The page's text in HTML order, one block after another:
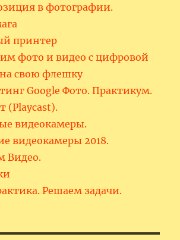
в фотографии.
принтер
фото и видео с цифровой
свою флешку
Google Фото. Практикум.
(Playcast).
видеокамеры.
видеокамеры 2018.
Видео.
Решаем задачи.